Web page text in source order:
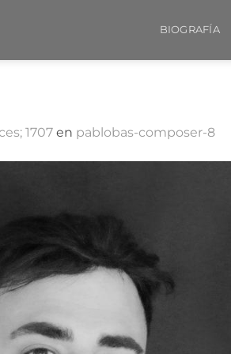
BIOGRAFÍA
1707 en pablobas-composer-8